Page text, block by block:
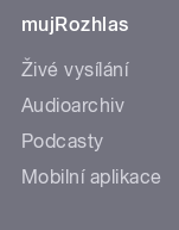
mujRozhlas
Živé vysílání
Audioarchiv
Podcasty
Mobilní aplikace